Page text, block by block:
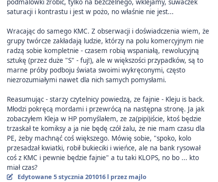
podmalówki zrobić, tylko na bezczelnego, wklejamy, suwaczek
saturacji i kontrastu i jest w pożo, no właśnie nie jest...
Wracając do samego KMC. Z obserwacji i doświadczenia wiem, że
grupy twórcze zakładają ludzie, którzy na polu komercyjnym nie
radzą sobie kompletnie - czasem robią wspaniałą, rewolucyjną
sztukę (przez duże "S" - fuj!), ale w większości przypadków, są to
marne próby podboju świata swoimi wykręconymi, często
niezrozumiałymi nawet dla nich samych pomysłami.
Reasumując - starzy czytelnicy powiedzą, ze fajnie - Kleju is back.
Młodzi pokręcą mordami i przewrócą na następna stronę. Ja jak
zobaczyłem Kleja w HP pomyślałem, ze za(pipi)iście, ktoś będzie
trzaskał te komiksy a ja nie będę czół żalu, że nie mam czasu dla
PE, żeby machnąć coś większego. Mówię sobie, "spoko, kolo
przesadzał kwiatki, robił bukieciki i wieńce, ale na bank rysował
coś z KMC i pewnie będzie fajnie" a tu taki KLOPS, no bo ... kto
miał czas?
Edytowane 5 stycznia 201016 l przez majlo